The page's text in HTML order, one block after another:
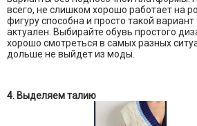
всего, не слишком хорошо работает на
фигуру способна и просто такой
актуален. Выбирайте обувь простого
хорошо смотреться в самых разных
дольше не выйдет из моды.
4. Выделяем талию